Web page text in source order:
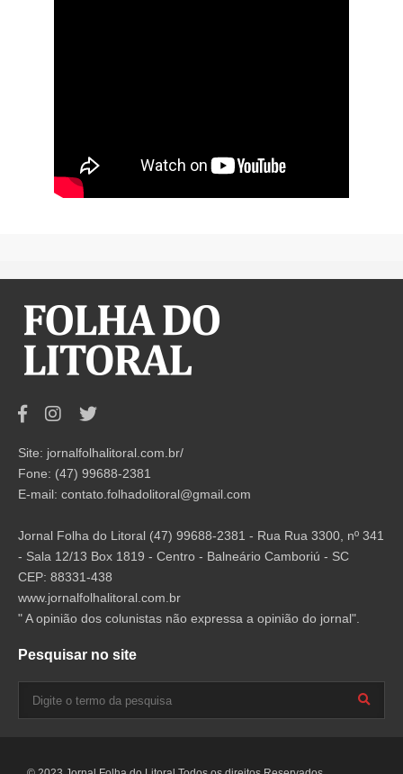
Site: jornalfolhalitoral.com.br/
Fone: (47) 99688-2381
E-mail: contato.folhadolitoral@gmail.com
Jornal Folha do Litoral (47) 99688-2381 - Rua Rua 3300, nº 341
- Sala 12/13 Box 1819 - Centro - Balneário Camboriú - SC
CEP: 88331-438
www.jornalfolhalitoral.com.br
" A opinião dos colunistas não expressa a opinião do jornal".
Pesquisar no site